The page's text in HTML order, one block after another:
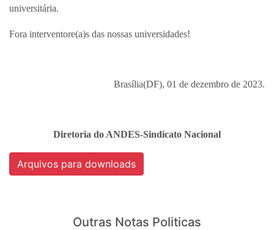
universitária.
Fora interventore(a)s das nossas universidades!
Brasília(DF), 01 de dezembro de 2023.
Diretoria do ANDES-Sindicato Nacional
Arquivos para downloads
Outras Notas Politicas